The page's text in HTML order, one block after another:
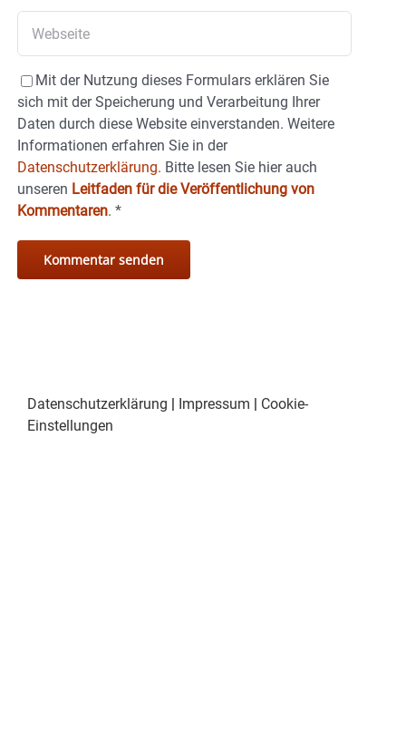
Mit der Nutzung dieses Formulars erklären Sie
sich mit der Speicherung und Verarbeitung Ihrer
Daten durch diese Website einverstanden. Weitere
Informationen erfahren Sie in der
Datenschutzerklärung. Bitte lesen Sie hier auch
unseren Leitfaden für die Veröffentlichung von
Kommentaren. *
Datenschutzerklärung Impressum
Cookie-
Einstellungen